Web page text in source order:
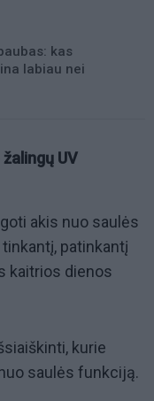
kas
labiau nei
UV
akis nuo saulės
patinkantį
kaitrios dienos
kurie
saulės funkciją.